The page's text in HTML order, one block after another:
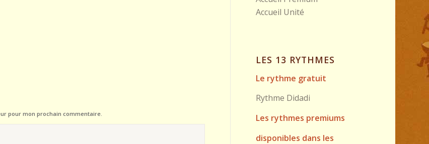
pour mon prochain commentaire.
Accueil Unité
LES 13 RYTHMES
Le rythme gratuit
Rythme Didadi
Les rythmes premiums
disponibles dans les